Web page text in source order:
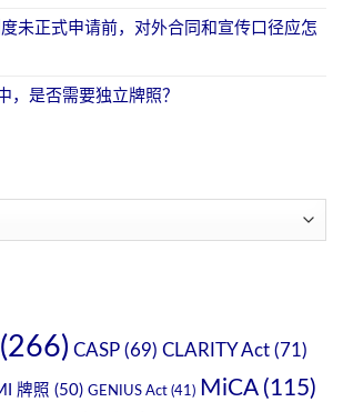
未正式申请前，对外合同和宣传口径应怎
，是否需要独立牌照？
(266) CASP (69) CLARITY Act (71)
牌照 (50) GENIUS Act (41) MiCA(115)